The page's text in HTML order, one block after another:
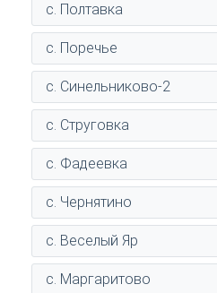
с. Полтавка
с. Поречье
с. Синельниково-2
с. Струговка
с. Фадеевка
с. Чернятино
с. Веселый Яр
с. Маргаритово